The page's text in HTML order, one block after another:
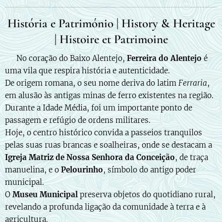
História e Património | History & Heritage
| Histoire et Patrimoine
🇵🇹 No coração do Baixo Alentejo,Ferreira do Alentejoé
uma vila que respira história e autenticidade.
De origem romana, o seu nome deriva do latimFerraria,
em alusão às antigas minas de ferro existentes na região.
Durante a Idade Média, foi um importante ponto de
passagem e refúgio de ordens militares.
Hoje, o centro histórico convida a passeios tranquilos
pelas suas ruas brancas e soalheiras, onde se destacam a
Igreja Matriz de Nossa Senhora da Conceição, de traça
manuelina, e oPelourinho, símbolo do antigo poder
municipal.
O Museu Municipal preserva objetos do quotidiano rural,
revelando a profunda ligação da comunidade à terra e à
agricultura.